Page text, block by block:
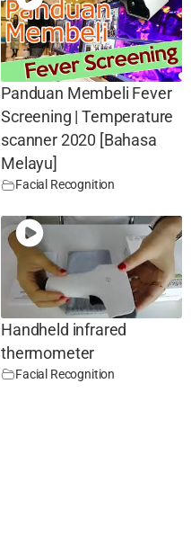
Panduan Membeli Fever
Screening | Temperature
scanner 2020 [Bahasa
Melayu]
Facial Recognition
Handheld infrared
thermometer
Facial Recognition